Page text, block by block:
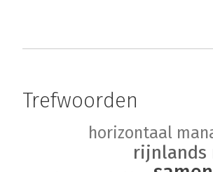
Trefwoorden
rijnlands
horizontaal